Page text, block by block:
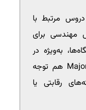
مرتبط با
مهندسی برای
به‌ویژه در
مقاطع ارشد و دکتری، به Major GPA هم توجه
رقابتی یا